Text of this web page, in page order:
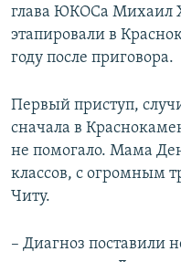
глава ЮКОСа Михаил
этапировали в
году после приговора.
Первый приступ,
сначала в
не помогало. Мама
классов, с огромным
Читу.
– Диагноз поставили